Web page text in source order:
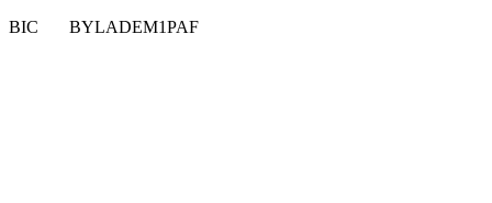
BIC BYLADEM1PAF